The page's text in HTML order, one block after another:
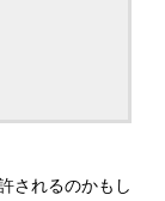
されるのかもし